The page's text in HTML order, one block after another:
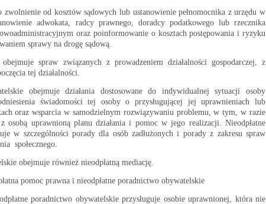
od kosztów sądowych lub ustanowienie pełnomocnika z urzędu w
adwokata, radcy prawnego, doradcy podatkowego lub rzecznika
oraz poinformowanie o kosztach postępowania i ryzyku
sprawy na drogę sądową.
spraw związanych z prowadzeniem działalności gospodarczej, z
tej działalności.
obejmuje działania dostosowane do indywidualnej sytuacji osoby
świadomości tej osoby o przysługującej jej uprawnieniach lub
oraz wsparcia w samodzielnym rozwiązywaniu problemu, w tym, w razie
osobą uprawnioną planu działania i pomoc w jego realizacji. Nieodpłatne
w szczególności porady dla osób zadłużonych i porady z zakresu spraw
społecznego.
obejmuje również nieodpłatną mediację.
pomoc prawna i nieodpłatne poradnictwo obywatelskie
poradnictwo obywatelskie przysługuje osobie uprawnionej, która nie